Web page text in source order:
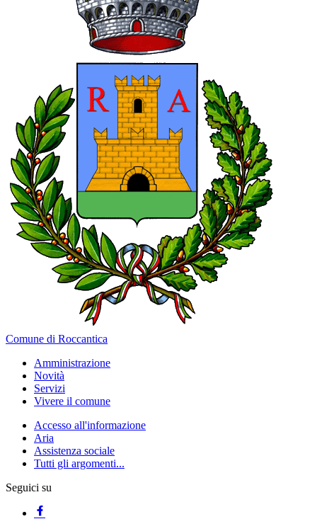
Comune di Roccantica
Amministrazione
Novità
Servizi
Vivere il comune
Accesso all'informazione
Aria
Assistenza sociale
Tutti gli argomenti...
Seguici su